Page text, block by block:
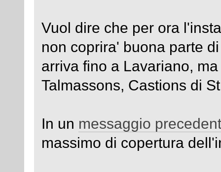
Vuol dire che per ora
non coprira' buona parte
arriva fino a Lavariano,
Talmassons, Castions di
In un messaggio
massimo di copertura